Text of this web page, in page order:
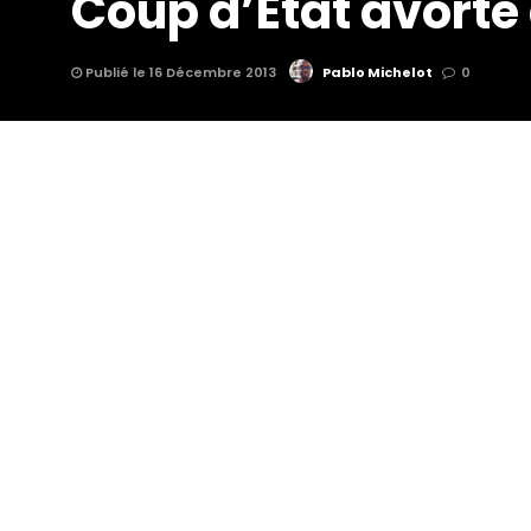
Publié le 16 Décembre 2013 Pablo Michelot 0